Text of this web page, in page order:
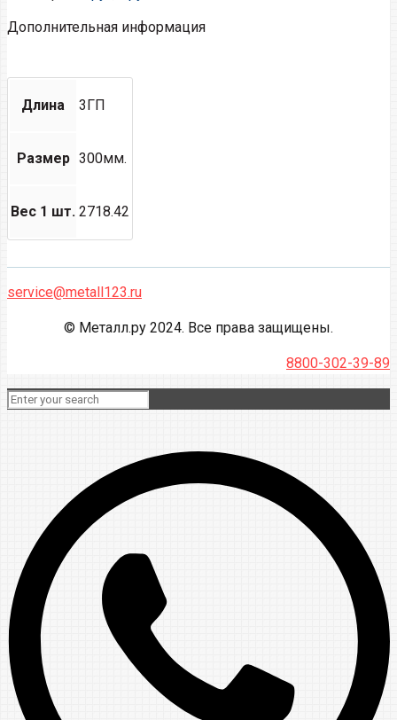
Дополнительная информация
Длина 3ГП
Размер 300мм.
Вес 1 шт. 2718.42
service@metall123.ru
© Металл.ру 2024. Все права защищены.
8800-302-39-89